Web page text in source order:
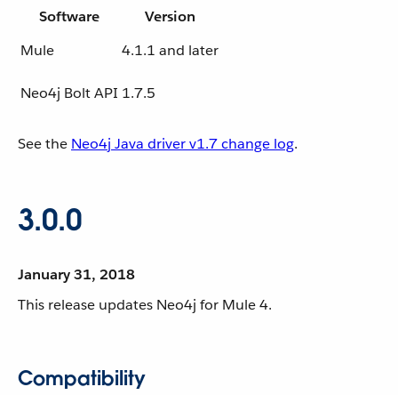
Software
Version
Mule
4.1.1 and later
Neo4j Bolt API 1.7.5
See the Neo4j Java driver v1.7 change log.
3.0.0
January 31, 2018
This release updates Neo4j for Mule 4.
Compatibility